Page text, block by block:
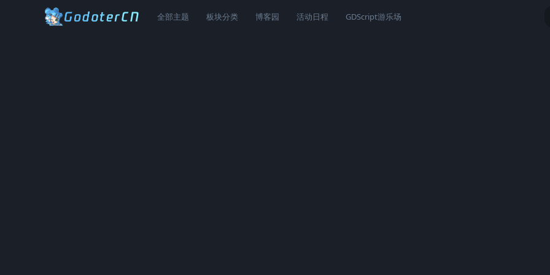
全部主题 板块分类 博客园 活动日程 GDScript游乐场